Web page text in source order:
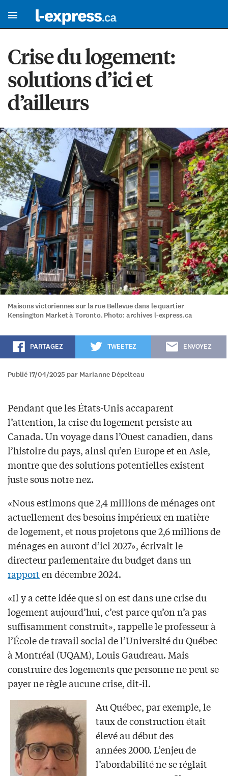
Crise du logement:
solutions d’ici et
d’ailleurs
Maisons victoriennes sur la rue Bellevue dans le quartier
Kensington Market à Toronto. Photo: archives l-express.ca
PARTAGEZ TWEETEZ ENVOYEZ
Publié 17/04/2025 par Marianne Dépelteau
Pendant que les États-Unis accaparent
l’attention, la crise du logement persiste au
Canada. Un voyage dans l’Ouest canadien, dans
l’histoire du pays, ainsi qu’en Europe et en Asie,
montre que des solutions potentielles existent
juste sous notre nez.
«Nous estimons que 2,4 millions de ménages ont
actuellement des besoins impérieux en matière
de logement, et nous projetons que 2,6 millions de
ménages en auront d’ici 2027», écrivait le
directeur parlementaire du budget dans un
rapporten décembre 2024.
«Il y a cette idée que si on est dans une crise du
logement aujourd’hui, c’est parce qu’on n’a pas
suffisamment construit», rappelle le professeur à
l’École de travail social de l’Université du Québec
à Montréal (UQAM), Louis Gaudreau. Mais
construire des logements que personne ne peut se
payer ne règle aucune crise, dit-il.
Au Québec, par exemple, le
taux de construction était
élevé au début des
années 2000. L’enjeu de
l’abordabilité ne se réglait